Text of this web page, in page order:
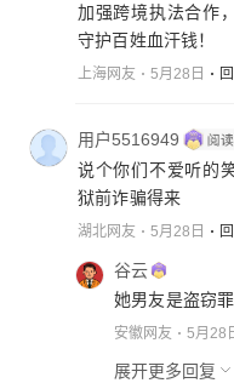
加强跨境执法合作
守护百姓血汗钱！
上海网友 5月28日
用户5516949
说个你们不爱听的
狱前诈骗得来
湖北网友 5月28日
谷云
她男友是盗窃罪
安徽网友 5月28
展开更多回复